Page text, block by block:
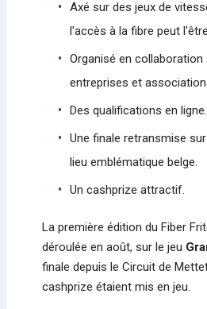
Axé sur des jeux de
l'accès à la fibre peut
Organisé en collaboration
entreprises et
Des qualifications en ligne.
Une finale retransmise
lieu emblématique belge.
Un cashprize attractif.
La première édition du Fiber
déroulée en août, sur le jeu
finale depuis le Circuit de
cashprize étaient mis en jeu.